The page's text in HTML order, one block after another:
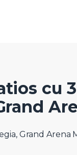
cu
Grand Arena